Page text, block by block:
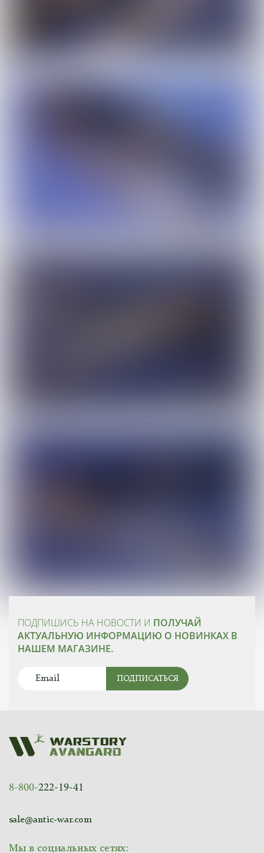
ПОДПИШИСЬ НА НОВОСТИ И ПОЛУЧАЙ
АКТУАЛЬНУЮ ИНФОРМАЦИЮ О НОВИНКАХ В
НАШЕМ МАГАЗИНЕ.
ПОДПИСАТЬСЯ
8-800-222-19-41
sale@antic-war.com
Мы в социальных сетях: